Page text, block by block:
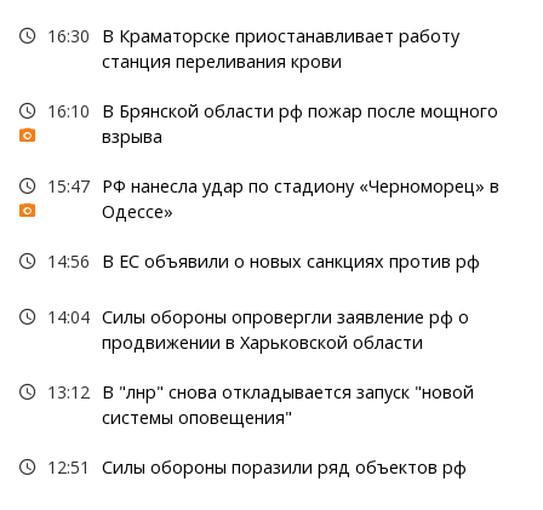
16:30
В Краматорске приостанавливает работу
станция переливания крови
16:10
В Брянской области рф пожар после мощного
взрыва
15:47 РФ нанесла удар по стадиону «Черноморец» в
Одессе»
14:56 В ЕС объявили о новых санкциях против рф
14:04 Силы обороны опровергли заявление рф о
продвижении в Харьковской области
13:12 В "лнр" снова откладывается запуск "новой
системы оповещения"
12:51 Силы обороны поразили ряд объектов рф